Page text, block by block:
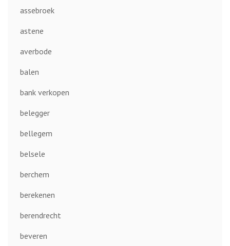
assebroek
astene
averbode
balen
bank verkopen
belegger
bellegem
belsele
berchem
berekenen
berendrecht
beveren